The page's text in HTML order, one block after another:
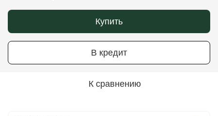
Купить
В кредит
К сравнению